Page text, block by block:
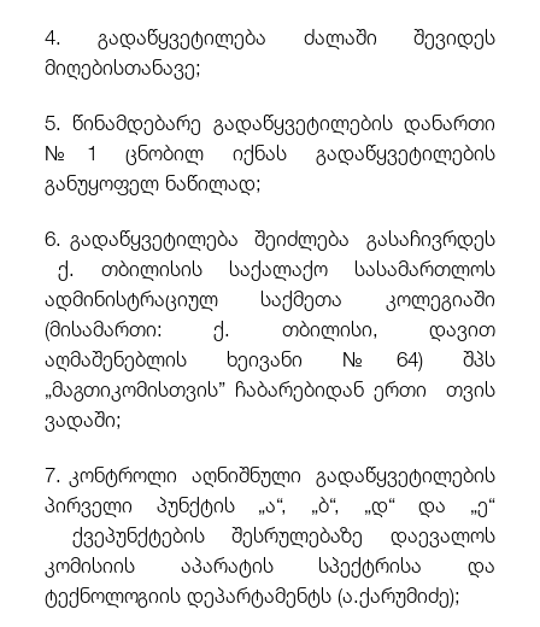
4. გადაწყვეტილება ძალაში შევიდეს
მიღებისთანავე;
5. წინამდებარე გადაწყვეტილების დანართი
№1 ცნობილ იქნას გადაწყვეტილების
განუყოფელ ნაწილად;
6. გადაწყვეტილება შეიძლება გასაჩივრდეს
ქ. თბილისის საქალაქო სასამართლოს
ადმინისტრაციულ საქმეთა კოლეგიაში
(მისამართი: ქ. თბილისი, დავით
აღმაშენებლის ხეივანი №64) შპს
„მაგთიკომისთვის” ჩაბარებიდან ერთი თვის
ვადაში;
7. კონტროლი აღნიშნული გადაწყვეტილების
პირველი პუნქტის „ა“, „ბ“, „დ“ და „ე“
ქვეპუნქტების შესრულებაზე დაევალოს
კომისიის აპარატის სპექტრისა და
ტექნოლოგიის დეპარტამენტს (ა.ქარუმიძე);